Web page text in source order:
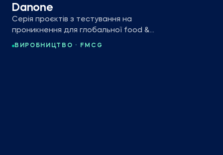
Danone
Серія проєктів з тестування на
проникнення для глобальної food &
beverage компанії, що працює у 120+
ВИРОБНИЦТВО · FMCG